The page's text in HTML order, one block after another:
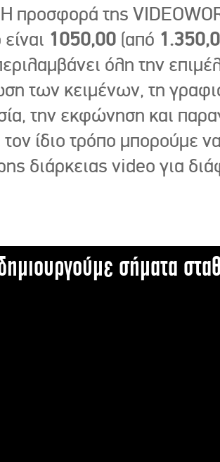
προσφορά της
1050,00 (από
όλη την
των κειμένων, τη
την εκφώνηση και
ίδιο τρόπο μπορούμε
διάρκειας video για
σήματα